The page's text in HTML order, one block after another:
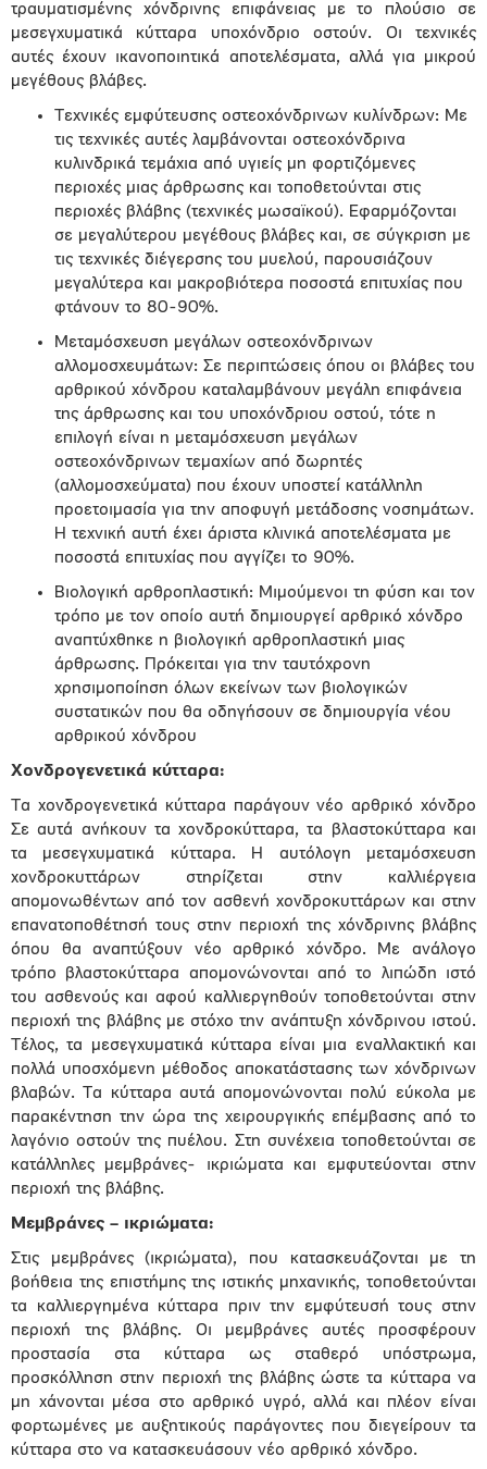
τραυματισμένης χόνδρινης επιφάνειας με το πλούσιο σε
μεσεγχυματικά κύτταρα υποχόνδριο οστούν. Οι τεχνικές
αυτές έχουν ικανοποιητικά αποτελέσματα, αλλά για μικρού
μεγέθους βλάβες.
Τεχνικές εμφύτευσης οστεοχόνδρινων κυλίνδρων: Με
τις τεχνικές αυτές λαμβάνονται οστεοχόνδρινα
κυλινδρικά τεμάχια από υγιείς μη φορτιζόμενες
περιοχές μιας άρθρωσης και τοποθετούνται στις
περιοχές βλάβης (τεχνικές μωσαϊκού). Εφαρμόζονται
σε μεγαλύτερου μεγέθους βλάβες και, σε σύγκριση με
τις τεχνικές διέγερσης του μυελού, παρουσιάζουν
μεγαλύτερα και μακροβιότερα ποσοστά επιτυχίας που
φτάνουν το 80-90%.
Μεταμόσχευση μεγάλων οστεοχόνδρινων
αλλομοσχευμάτων: Σε περιπτώσεις όπου οι βλάβες του
αρθρικού χόνδρου καταλαμβάνουν μεγάλη επιφάνεια
της άρθρωσης και του υποχόνδριου οστού, τότε η
επιλογή είναι η μεταμόσχευση μεγάλων
οστεοχόνδρινων τεμαχίων από δωρητές
(αλλομοσχεύματα) που έχουν υποστεί κατάλληλη
προετοιμασία για την αποφυγή μετάδοσης νοσημάτων.
Η τεχνική αυτή έχει άριστα κλινικά αποτελέσματα με
ποσοστά επιτυχίας που αγγίζει το 90%.
Βιολογική αρθροπλαστική: Μιμούμενοι τη φύση και τον
τρόπο με τον οποίο αυτή δημιουργεί αρθρικό χόνδρο
αναπτύχθηκε η βιολογική αρθροπλαστική μιας
άρθρωσης. Πρόκειται για την ταυτόχρονη
χρησιμοποίηση όλων εκείνων των βιολογικών
συστατικών που θα οδηγήσουν σε δημιουργία νέου
αρθρικού χόνδρου
Χονδρογενετικά κύτταρα:
Τα χονδρογενετικά κύτταρα παράγουν νέο αρθρικό χόνδρο
Σε αυτά ανήκουν τα χονδροκύτταρα, τα βλαστοκύτταρα και
τα μεσεγχυματικά κύτταρα. Η αυτόλογη μεταμόσχευση
χονδροκυττάρων στηρίζεται στην καλλιέργεια
απομονωθέντων από τον ασθενή χονδροκυττάρων και στην
επανατοποθέτησή τους στην περιοχή της χόνδρινης βλάβης
όπου θα αναπτύξουν νέο αρθρικό χόνδρο. Με ανάλογο
τρόπο βλαστοκύτταρα απομονώνονται από το λιπώδη ιστό
του ασθενούς και αφού καλλιεργηθούν τοποθετούνται στην
περιοχή της βλάβης με στόχο την ανάπτυξη χόνδρινου ιστού.
Τέλος, τα μεσεγχυματικά κύτταρα είναι μια εναλλακτική και
πολλά υποσχόμενη μέθοδος αποκατάστασης των χόνδρινων
βλαβών. Τα κύτταρα αυτά απομονώνονται πολύ εύκολα με
παρακέντηση την ώρα της χειρουργικής επέμβασης από το
λαγόνιο οστούν της πυέλου. Στη συνέχεια τοποθετούνται σε
κατάλληλες μεμβράνες- ικριώματα και εμφυτεύονται στην
περιοχή της βλάβης.
Μεμβράνες – ικριώματα:
Στις μεμβράνες (ικριώματα), που κατασκευάζονται με τη
βοήθεια της επιστήμης της ιστικής μηχανικής, τοποθετούνται
τα καλλιεργημένα κύτταρα πριν την εμφύτευσή τους στην
περιοχή της βλάβης. Οι μεμβράνες αυτές προσφέρουν
προστασία στα κύτταρα ως σταθερό υπόστρωμα,
προσκόλληση στην περιοχή της βλάβης ώστε τα κύτταρα να
μη χάνονται μέσα στο αρθρικό υγρό, αλλά και πλέον είναι
φορτωμένες με αυξητικούς παράγοντες που διεγείρουν τα
κύτταρα στο να κατασκευάσουν νέο αρθρικό χόνδρο.